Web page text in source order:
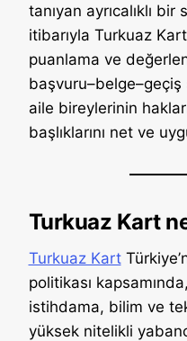
tanıyan ayrıcalıklı
itibarıyla Turkuaz
puanlama ve
başvuru–belge–geçiş
aile bireylerinin
başlıklarını net ve
Turkuaz Kart
Turkuaz Kart
politikası
istihdama, bilim ve
yüksek nitelikli